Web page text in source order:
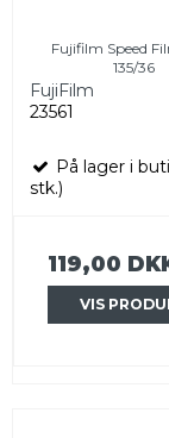
Fujifilm Speed
135/36
FujiFilm
23561
På lager i
stk.)
119,00
VIS